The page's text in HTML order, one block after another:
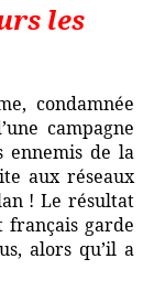
les
condamnée
campagne
ennemis de la
aux réseaux
! Le résultat
français garde
alors qu’il a